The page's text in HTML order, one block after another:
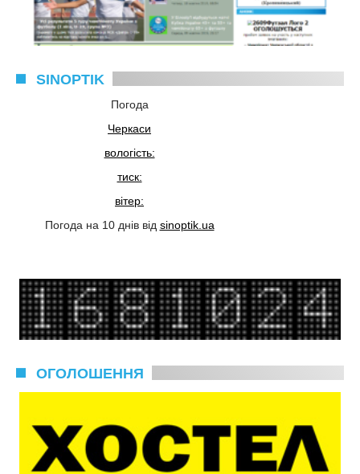
SINOPTIK
Погода
Черкаси
вологість:
тиск:
вітер:
Погода на 10 днів від sinoptik.ua
ОГОЛОШЕННЯ